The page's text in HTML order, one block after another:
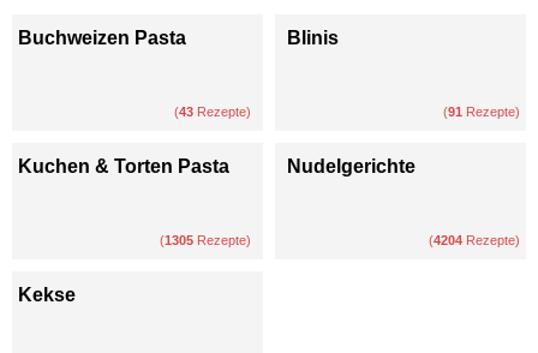
Buchweizen Pasta
(43 Rezepte)
Blinis
(91 Rezepte)
Kuchen & Torten Pasta
(1305 Rezepte)
Nudelgerichte
(4204 Rezepte)
Kekse